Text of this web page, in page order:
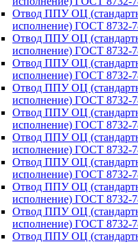
Отвод ППУ ОЦ
исполнение) ГОСТ 8732-
Отвод ППУ ОЦ
исполнение) ГОСТ 8732-
Отвод ППУ ОЦ
исполнение) ГОСТ 8732-
Отвод ППУ ОЦ
исполнение) ГОСТ 8732-
Отвод ППУ ОЦ
исполнение) ГОСТ 8732-
Отвод ППУ ОЦ
исполнение) ГОСТ 8732-
Отвод ППУ ОЦ
исполнение) ГОСТ 8732-
Отвод ППУ ОЦ
исполнение) ГОСТ 8732-
Отвод ППУ ОЦ
исполнение) ГОСТ 8732-
Отвод ППУ ОЦ